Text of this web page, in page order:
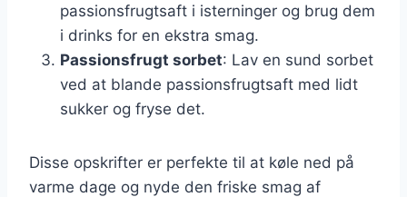
passionsfrugtsaft i isterninger og brug dem
i drinks for en ekstra smag.
Passionsfrugt sorbet: Lav en sund sorbet
ved at blande passionsfrugtsaft med lidt
sukker og fryse det.
Disse opskrifter er perfekte til at køle ned på
varme dage og nyde den friske smag af